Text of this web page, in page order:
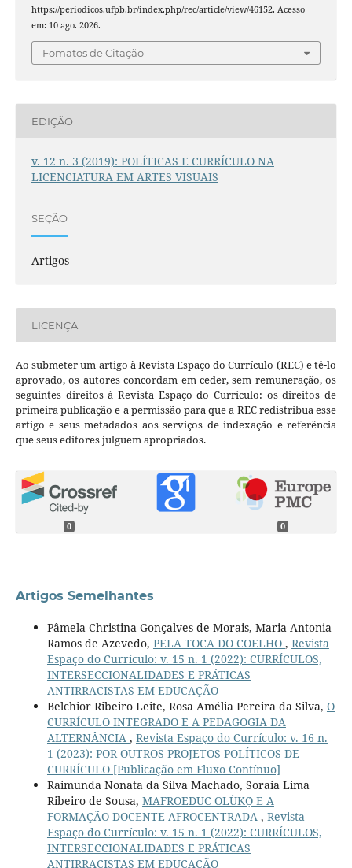
https://periodicos.ufpb.br/index.php/rec/article/view/46152. Acesso
em: 10 ago. 2026.
Fomatos de Citação
EDIÇÃO
v. 12 n. 3 (2019): POLÍTICAS E CURRÍCULO NA
LICENCIATURA EM ARTES VISUAIS
SEÇÃO
Artigos
LICENÇA
Ao submeter um artigo à Revista Espaço do Currículo (REC) e tê-lo
aprovado, os autores concordam em ceder, sem remuneração, os
seguintes direitos à Revista Espaço do Currículo: os direitos de
primeira publicação e a permissão para que a REC redistribua esse
artigo e seus metadados aos serviços de indexação e referência
que seus editores julguem apropriados.
0 0
Artigos Semelhantes
Pâmela Christina Gonçalves de Morais, Maria Antonia
Ramos de Azevedo, PELA TOCA DO COELHO , Revista
Espaço do Currículo: v. 15 n. 1 (2022): CURRÍCULOS,
INTERSECCIONALIDADES E PRÁTICAS
ANTIRRACISTAS EM EDUCAÇÃO
Belchior Ribeiro Leite, Rosa Amélia Pereira da Silva, O
CURRÍCULO INTEGRADO E A PEDAGOGIA DA
ALTERNÂNCIA , Revista Espaço do Currículo: v. 16 n.
1 (2023): POR OUTROS PROJETOS POLÍTICOS DE
CURRÍCULO [Publicação em Fluxo Contínuo]
Raimunda Nonata da Silva Machado, Soraia Lima
Ribeiro de Sousa, MAFROEDUC OLÙKỌ́ E A
FORMAÇÃO DOCENTE AFROCENTRADA , Revista
Espaço do Currículo: v. 15 n. 1 (2022): CURRÍCULOS,
INTERSECCIONALIDADES E PRÁTICAS
ANTIRRACISTAS EM EDUCAÇÃO